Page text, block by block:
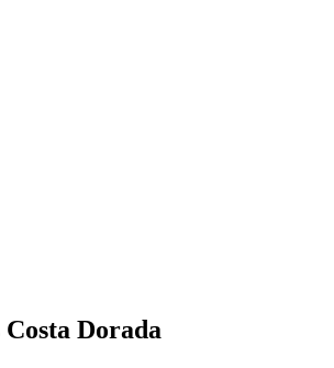
Dorada